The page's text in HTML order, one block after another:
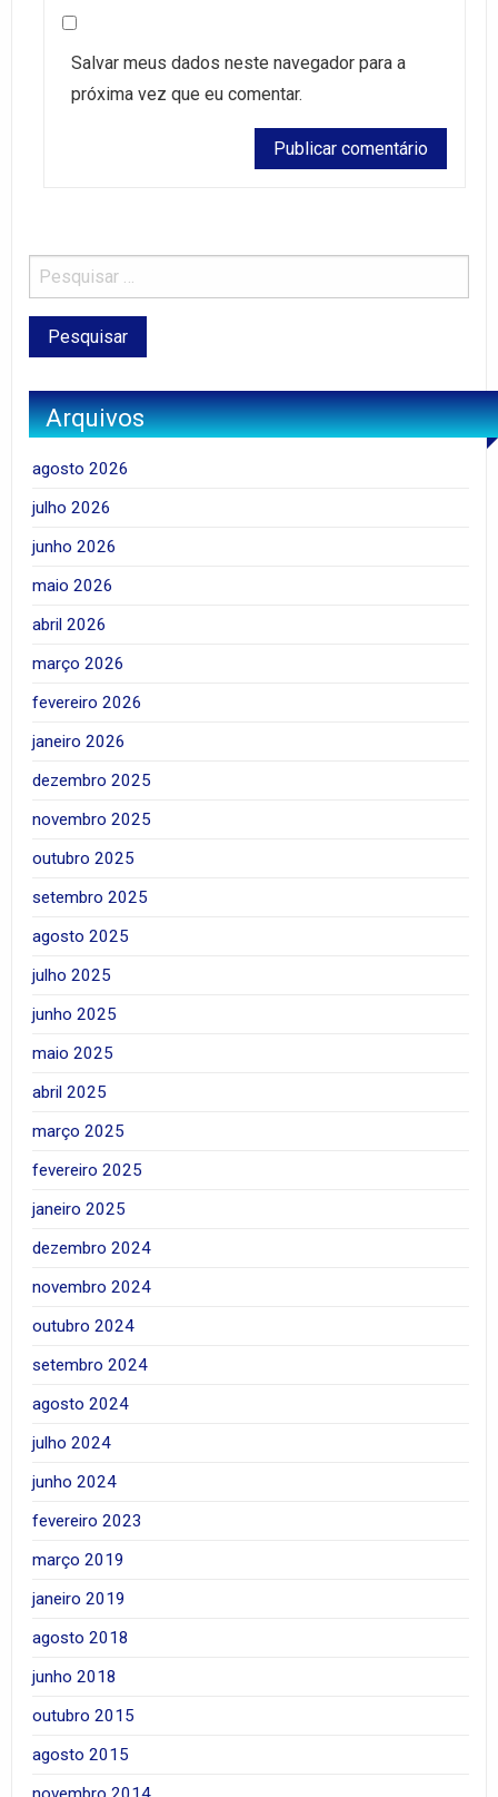
Salvar meus dados neste navegador para a
próxima vez que eu comentar.
Arquivos
agosto 2026
julho 2026
junho 2026
maio 2026
abril 2026
março 2026
fevereiro 2026
janeiro 2026
dezembro 2025
novembro 2025
outubro 2025
setembro 2025
agosto 2025
julho 2025
junho 2025
maio 2025
abril 2025
março 2025
fevereiro 2025
janeiro 2025
dezembro 2024
novembro 2024
outubro 2024
setembro 2024
agosto 2024
julho 2024
junho 2024
fevereiro 2023
março 2019
janeiro 2019
agosto 2018
junho 2018
outubro 2015
agosto 2015